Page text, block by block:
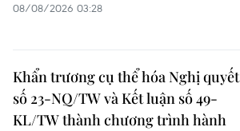
08/08/2026 03:28
Khẩn trương cụ thể hóa Nghị quyết
số 23-NQ/TW và Kết luận số 49-
KL/TW thành chương trình hành